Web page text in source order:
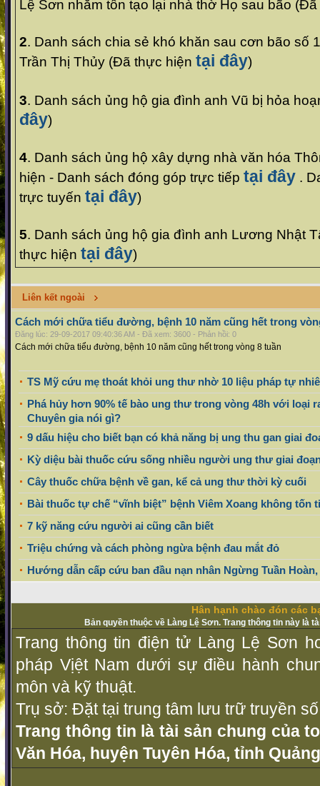
Lệ Sơn nhằm tôn tạo lại nhà thờ Họ sau bão (Đã
2. Danh sách chia sẻ khó khăn sau cơn bão số
Trần Thị Thủy (Đã thực hiện tại đây)
3. Danh sách ủng hộ gia đình anh Vũ bị hỏa
đây)
4. Danh sách ủng hộ xây dựng nhà văn hóa
hiện - Danh sách đóng góp trực tiếp tại đây .
trực tuyến tại đây)
5. Danh sách ủng hộ gia đình anh Lương Nhật
thực hiện tại đây)
Liên kết ngoài
Cách mới chữa tiểu đường, bệnh 10 năm cũng hết trong
Đăng lúc: 29-09-2017 09:40:36 AM - Đã xem: 3600 - Phản hồi: 0
Cách mới chữa tiểu đường, bệnh 10 năm cũng hết trong vòng 8 tuần
TS Mỹ cứu mẹ thoát khỏi ung thư nhờ 10 liệu pháp tự
Phá hủy hơn 90% tế bào ung thư trong vòng 48h với loại
Chuyên gia nói gì?
9 dấu hiệu cho biết bạn có khả năng bị ung thu gan giai
Kỳ diệu bài thuốc cứu sống nhiều người ung thư giai
Cây thuốc chữa bệnh về gan, kể cả ung thư thời kỳ cuối
Bài thuốc tự chế “vĩnh biệt” bệnh Viêm Xoang không tốn
7 kỹ năng cứu người ai cũng cần biết
Triệu chứng và cách phòng ngừa bệnh đau mắt đỏ
Hướng dẫn cấp cứu ban đầu nạn nhân Ngừng Tuần Hoàn,
Hân hạnh chào đón các
Bản quyền thuộc về Làng Lệ Sơn. Trang thông tin này là
Trang thông tin điện tử Làng Lệ Sơn
pháp Vịệt Nam dưới sự điều hành
môn và kỹ thuật.
Trụ sở: Đặt tại trung tâm lưu trữ truyền
Trang thông tin là tài sản chung của
Văn Hóa, huyện Tuyên Hóa, tỉnh